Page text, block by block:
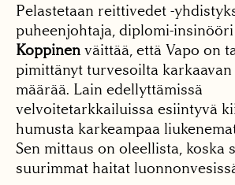
Pelastetaan reittivedet -
puheenjohtaja, diplomi-insinööri
Koppinen väittää, että Vapo on
pimittänyt turvesoilta
määrää. Lain edellyttämissä
velvoitetarkkailuissa esiintyvä
humusta karkeampaa
Sen mittaus on oleellista, koska
suurimmat haitat